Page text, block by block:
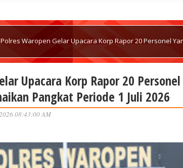
Polres Waropen Gelar Upacara Korp Rapor 20 Personel
Upacara Korp Rapor 20 Personel
Pangkat Periode 1 Juli 2026
08:43:00 AM
INDONESIA1 DIBEKALI TANDA PENGENAL (ID CARD)